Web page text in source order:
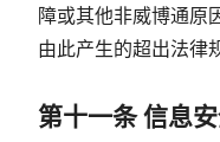
障或其他非威博通原
由此产生的超出法律
第十一条 信息